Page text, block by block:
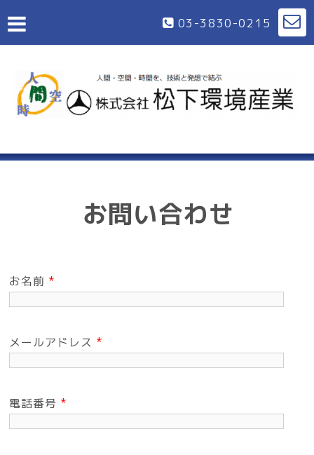
03-3830-0215
お問い合わせ
お名前 *
メールアドレス *
電話番号 *